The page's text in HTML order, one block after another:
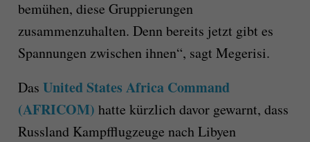
bemühen, diese Gruppierungen
zusammenzuhalten. Denn bereits jetzt gibt es
Spannungen zwischen ihnen“, sagt Megerisi.
Das United States Africa Command
(AFRICOM) hatte kürzlich davor gewarnt, dass
Russland Kampfflugzeuge nach Libyen